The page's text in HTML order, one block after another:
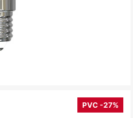
PVC -27%